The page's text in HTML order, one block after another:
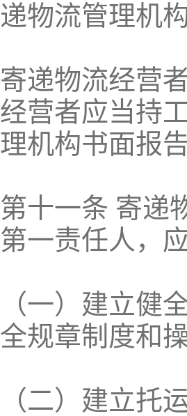
递物流管理机
寄递物流经营
经营者应当持
理机构书面报告
第十一条 寄递
第一责任人，
（一）建立健
全规章制度和
（二）建立托